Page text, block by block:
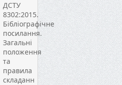
ДСТУ
8302:2015.
Бібліографічне
посилання.
Загальні
положення
та
правила
складанн